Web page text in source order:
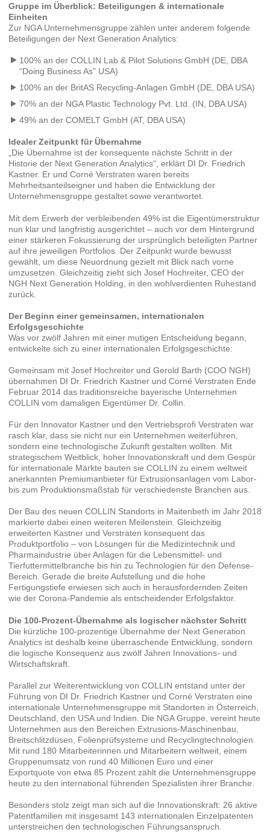
Gruppe im Überblick: Beteiligungen & internationale
Einheiten
Zur NGA Unternehmensgruppe zählen unter anderem folgende
Beteiligungen der Next Generation Analytics:
100% an der COLLIN Lab & Pilot Solutions GmbH (DE, DBA
“Doing Business As” USA)
100% an der BritAS Recycling-Anlagen GmbH (DE, DBA USA)
70% an der NGA Plastic Technology Pvt. Ltd. (IN, DBA USA)
49% an der COMELT GmbH (AT, DBA USA)
Idealer Zeitpunkt für Übernahme
„Die Übernahme ist der konsequente nächste Schritt in der
Historie der Next Generation Analytics“, erklärt DI Dr. Friedrich
Kastner. Er und Corné Verstraten waren bereits
Mehrheitsanteilseigner und haben die Entwicklung der
Unternehmensgruppe gestaltet sowie verantwortet.
Mit dem Erwerb der verbleibenden 49% ist die Eigentümerstruktur
nun klar und langfristig ausgerichtet – auch vor dem Hintergrund
einer stärkeren Fokussierung der ursprünglich beteiligten Partner
auf ihre jeweiligen Portfolios. Der Zeitpunkt wurde bewusst
gewählt, um diese Neuordnung gezielt mit Blick nach vorne
umzusetzen. Gleichzeitig zieht sich Josef Hochreiter, CEO der
NGH Next Generation Holding, in den wohlverdienten Ruhestand
zurück.
Der Beginn einer gemeinsamen, internationalen
Erfolgsgeschichte
Was vor zwölf Jahren mit einer mutigen Entscheidung begann,
entwickelte sich zu einer internationalen Erfolgsgeschichte:
Gemeinsam mit Josef Hochreiter und Gerold Barth (COO NGH)
übernahmen DI Dr. Friedrich Kastner und Corné Verstraten Ende
Februar 2014 das traditionsreiche bayerische Unternehmen
COLLIN vom damaligen Eigentümer Dr. Collin.
Für den Innovator Kastner und den Vertriebsprofi Verstraten war
rasch klar, dass sie nicht nur ein Unternehmen weiterführen,
sondern eine technologische Zukunft gestalten wollten. Mit
strategischem Weitblick, hoher Innovationskraft und dem Gespür
für internationale Märkte bauten sie COLLIN zu einem weltweit
anerkannten Premiumanbieter für Extrusionsanlagen vom Labor-
bis zum Produktionsmaßstab für verschiedenste Branchen aus.
Der Bau des neuen COLLIN Standorts in Maitenbeth im Jahr 2018
markierte dabei einen weiteren Meilenstein. Gleichzeitig
erweiterten Kastner und Verstraten konsequent das
Produktportfolio – von Lösungen für die Medizintechnik und
Pharmaindustrie über Anlagen für die Lebensmittel- und
Tierfuttermittelbranche bis hin zu Technologien für den Defense-
Bereich. Gerade die breite Aufstellung und die hohe
Fertigungstiefe erwiesen sich auch in herausfordernden Zeiten
wie der Corona-Pandemie als entscheidender Erfolgsfaktor.
Die 100-Prozent-Übernahme als logischer nächster Schritt
Die kürzliche 100-prozentige Übernahme der Next Generation
Analytics ist deshalb keine überraschende Entwicklung, sondern
die logische Konsequenz aus zwölf Jahren Innovations- und
Wirtschaftskraft.
Parallel zur Weiterentwicklung von COLLIN entstand unter der
Führung von DI Dr. Friedrich Kastner und Corné Verstraten eine
internationale Unternehmensgruppe mit Standorten in Österreich,
Deutschland, den USA und Indien. Die NGA Gruppe, vereint heute
Unternehmen aus den Bereichen Extrusions-Maschinenbau,
Breitschlitzdüsen, Folienprüfsysteme und Recyclingtechnologien.
Mit rund 180 Mitarbeiterinnen und Mitarbeitern weltweit, einem
Gruppenumsatz von rund 40 Millionen Euro und einer
Exportquote von etwa 85 Prozent zählt die Unternehmensgruppe
heute zu den international führenden Spezialisten ihrer Branche.
Besonders stolz zeigt man sich auf die Innovationskraft: 26 aktive
Patentfamilien mit insgesamt 143 internationalen Einzelpatenten
unterstreichen den technologischen Führungsanspruch.